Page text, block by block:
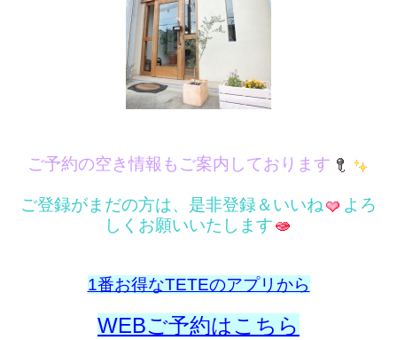
ご予約の空き情報もご案内しております
ご登録がまだの方は、是非登録＆いいね
よろ
しくお願いいたします
1番お得なTETEのアプリから
WEBご予約はこちら